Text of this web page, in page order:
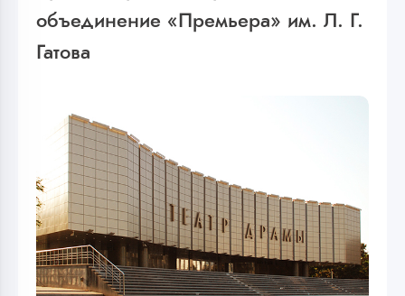
объединение «Премьера» им. Л. Г.
Гатова